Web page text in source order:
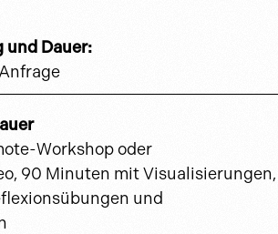
und Dauer:
Workshop oder
90 Minuten mit Visualisierungen,
und